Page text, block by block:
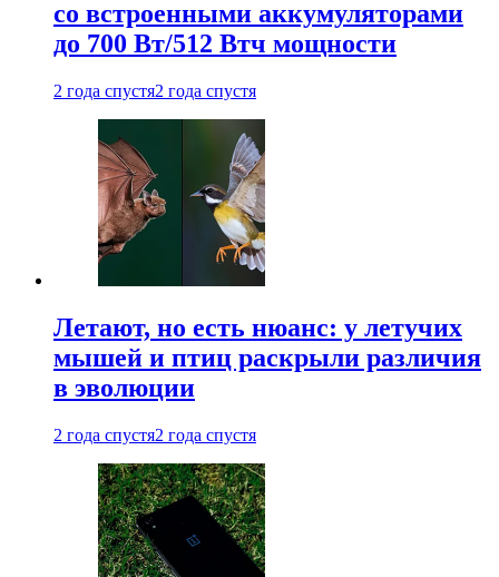
со встроенными аккумуляторами
до 700 Вт/512 Втч мощности
2 года спустя2 года спустя
Летают, но есть нюанс: у летучих
мышей и птиц раскрыли различия
в эволюции
2 года спустя2 года спустя